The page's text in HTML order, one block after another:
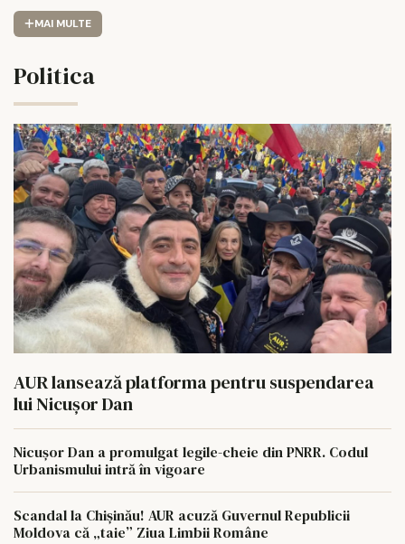
MAI MULTE
Politica
AUR lansează platforma pentru suspendarea
lui Nicușor Dan
Nicușor Dan a promulgat legile-cheie din PNRR. Codul
Urbanismului intră în vigoare
Scandal la Chișinău! AUR acuză Guvernul Republicii
Moldova că „taie” Ziua Limbii Române